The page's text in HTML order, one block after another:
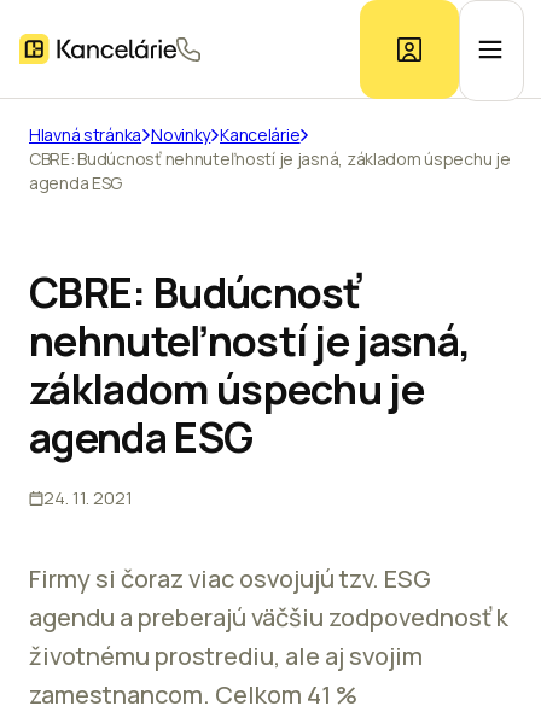
Ponuka kancelárií
Kontakt
Hlavná stránka Novinky Kancelárie
CBRE: Budúcnosť nehnuteľností je jasná, základom úspechu je
agenda ESG
CBRE: Budúcnosť
nehnuteľností je jasná,
základom úspechu je
agenda ESG
24. 11. 2021
Firmy si čoraz viac osvojujú tzv. ESG
agendu a preberajú väčšiu zodpovednosť k
životnému prostrediu, ale aj svojim
zamestnancom. Celkom 41 %